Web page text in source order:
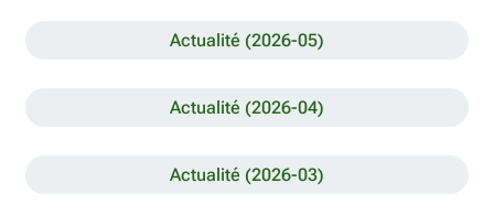
Actualité (2026-05)
Actualité (2026-04)
Actualité (2026-03)